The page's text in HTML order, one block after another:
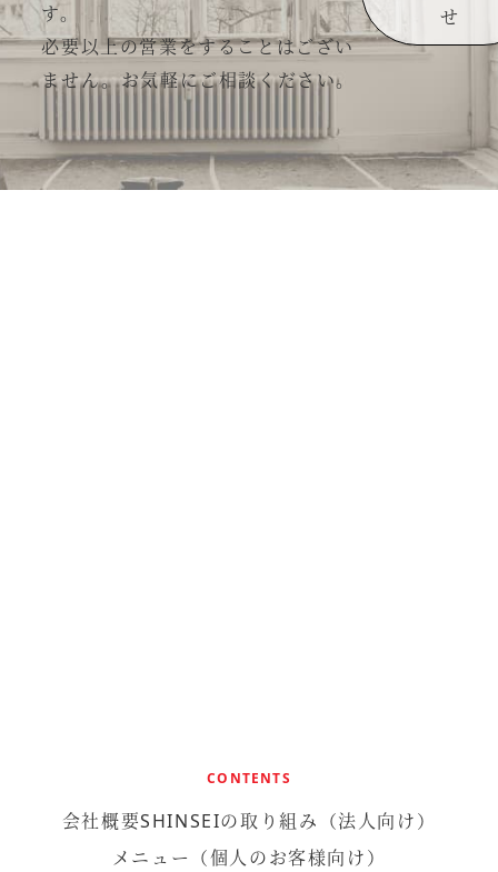
す。
必要以上の営業をすることはござい
ません。お気軽にご相談ください。
せ
CONTENTS
会社概要SHINSEIの取り組み （法人向け）
メニュー（個人のお客様向け）